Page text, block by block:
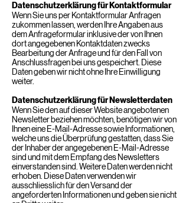
Datenschutzerklärung für Kontaktformular
Wenn Sie uns per Kontaktformular Anfragen
zukommen lassen, werden Ihre Angaben aus
dem Anfrageformular inklusive der von Ihnen
dort angegebenen Kontaktdaten zwecks
Bearbeitung der Anfrage und für den Fall von
Anschlussfragen bei uns gespeichert. Diese
Daten geben wir nicht ohne Ihre Einwilligung
weiter.
Datenschutzerklärung für Newsletterdaten
Wenn Sie den auf dieser Website angebotenen
Newsletter beziehen möchten, benötigen wir von
Ihnen eine E-Mail-Adresse sowie Informationen,
welche uns die Überprüfung gestatten, dass Sie
der Inhaber der angegebenen E-Mail-Adresse
sind und mit dem Empfang des Newsletters
einverstanden sind. Weitere Daten werden nicht
erhoben. Diese Daten verwenden wir
ausschliesslich für den Versand der
angeforderten Informationen und geben sie nicht